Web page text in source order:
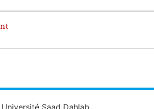
Université Saad Dahlab